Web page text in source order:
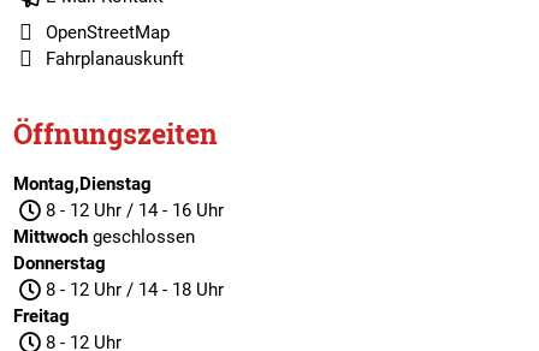
OpenStreetMap
Fahrplanauskunft
Öffnungszeiten
Montag,Dienstag
8 - 12 Uhr / 14 - 16 Uhr
Mittwochgeschlossen
Donnerstag
8 - 12 Uhr / 14 - 18 Uhr
Freitag
8 - 12 Uhr